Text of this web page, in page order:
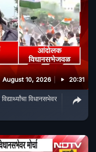
August 10, 2026 20:31
विधानसभेवर